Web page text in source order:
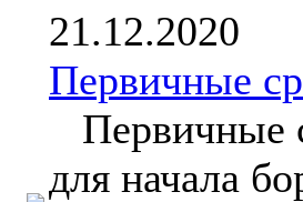
21.12.2020
Первичные
Первичные
для начала